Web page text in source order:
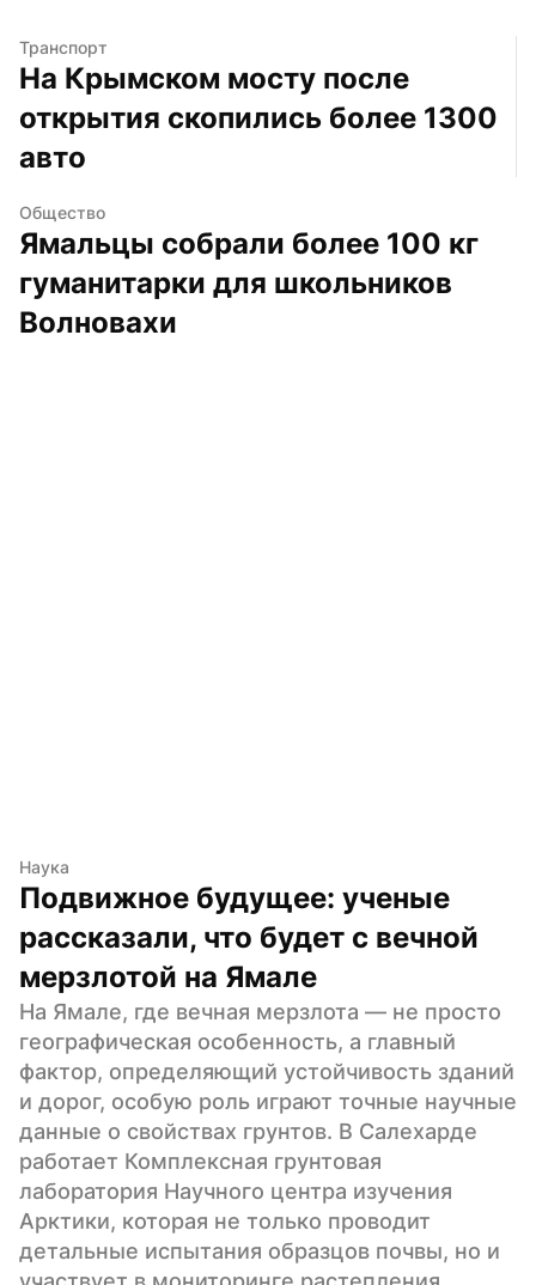
Транспорт
На Крымском мосту после
открытия скопились более 1300
авто
Общество
Ямальцы собрали более 100 кг
гуманитарки для школьников
Волновахи
Наука
Подвижное будущее: ученые
рассказали, что будет с вечной
мерзлотой на Ямале
На Ямале, где вечная мерзлота — не просто
географическая особенность, а главный
фактор, определяющий устойчивость зданий
и дорог, особую роль играют точные научные
данные о свойствах грунтов. В Салехарде
работает Комплексная грунтовая
лаборатория Научного центра изучения
Арктики, которая не только проводит
детальные испытания образцов почвы, но и